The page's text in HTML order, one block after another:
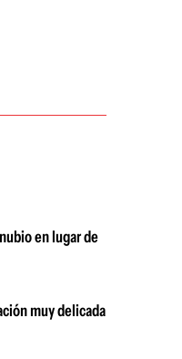
en lugar de
muy delicada